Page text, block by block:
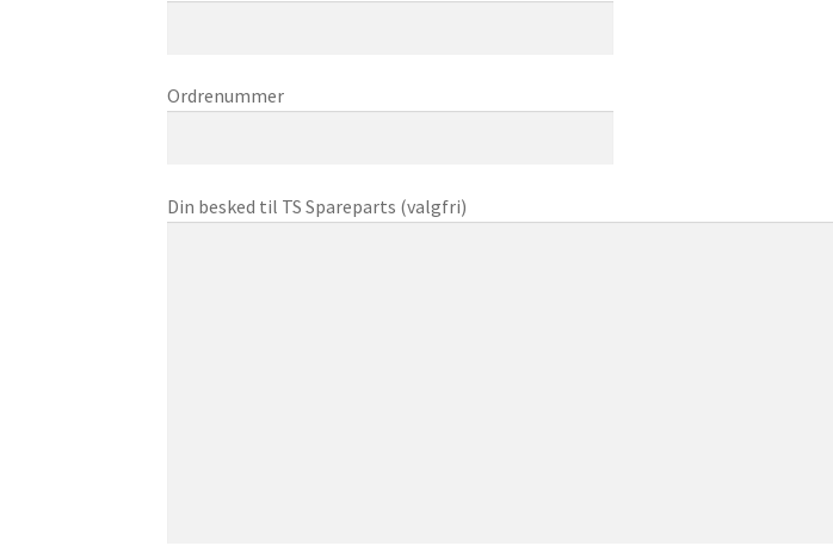
Ordrenummer
Din besked til TS Spareparts (valgfri)